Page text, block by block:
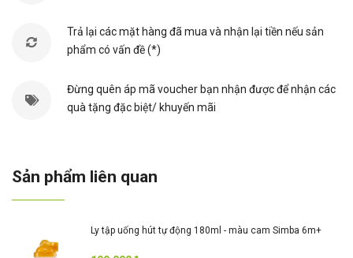
___Bao Tay Vải Xô Cho Bé Sơ Sinh Simba ___
nhúng ở cổ tay đẹp mắt.
- Bao tay dệt từ vải cotton cao cấp, mềm và không
mềm mại và thấm hút mồ hôi hiệu quả.
- Được dệt bằng công nghệ hiện đại đảm bảo loại bỏ
Trả lại các mặt hàng đã mua và nhận lại tiền nếu sản
phẩm có vấn đề (*)
Đừng quên áp mã voucher bạn nhận được để nhận các
quà tặng đặc biệt/ khuyến mãi
Sản phẩm liên quan
Ly tập uống hút tự động 180ml - màu cam Simba 6m+